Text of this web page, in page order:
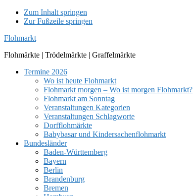
Zum Inhalt springen
Zur Fußzeile springen
Flohmarkt
Flohmärkte | Trödelmärkte | Graffelmärkte
Termine 2026
Wo ist heute Flohmarkt
Flohmarkt morgen – Wo ist morgen Flohmarkt?
Flohmarkt am Sonntag
Veranstaltungen Kategorien
Veranstaltungen Schlagworte
Dorfflohmärkte
Babybasar und Kindersachenflohmarkt
Bundesländer
Baden-Württemberg
Bayern
Berlin
Brandenburg
Bremen